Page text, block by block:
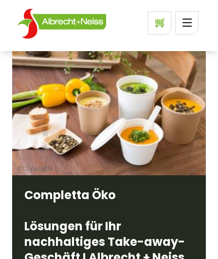
© Copyright
Completta Öko
Lösungen für Ihr
nachhaltiges Take-away-